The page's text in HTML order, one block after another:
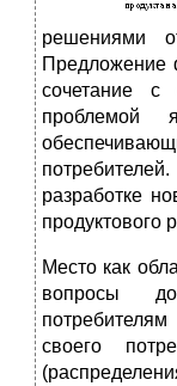
решениями
Предложение
сочетание с
проблемой
разработке
продуктового
Место как
вопросы
своего